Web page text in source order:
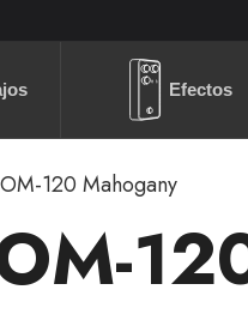
Efectos
120 Mahogany